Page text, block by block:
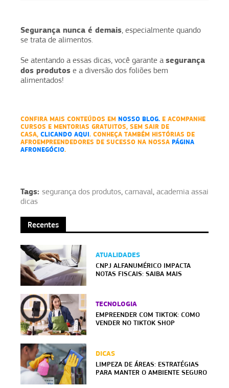
Segurança nunca é demais, especialmente quando
se trata de alimentos.
Se atentando a essas dicas, você garante a segurança
dos produtos e a diversão dos foliões bem
alimentados!
CONFIRA MAIS CONTEÚDOS EM NOSSO BLOG. E ACOMPANHE
CURSOS E MENTORIAS GRATUITOS, SEM SAIR DE
CASA, CLICANDO AQUI. CONHEÇA TAMBÉM HISTÓRIAS DE
AFROEMPREENDEDORES DE SUCESSO NA NOSSA PÁGINA
AFRONEGÓCIO.
Tags: segurança dos produtos, carnaval, academia assai
dicas
Recentes
ATUALIDADES
CNPJ ALFANUMÉRICO IMPACTA
NOTAS FISCAIS: SAIBA MAIS
TECNOLOGIA
EMPREENDER COM TIKTOK: COMO
VENDER NO TIKTOK SHOP
DICAS
LIMPEZA DE ÁREAS: ESTRATÉGIAS
PARA MANTER O AMBIENTE SEGURO